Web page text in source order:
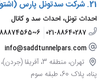
21. شرکت سدتونل پارس
احداث تونل، احداث سد و کانال
021-88640287
88874565~6
info@saddtunnelpars.com
تهران، منطقه 3،
پناه، پلاک 60، طبقه سوم